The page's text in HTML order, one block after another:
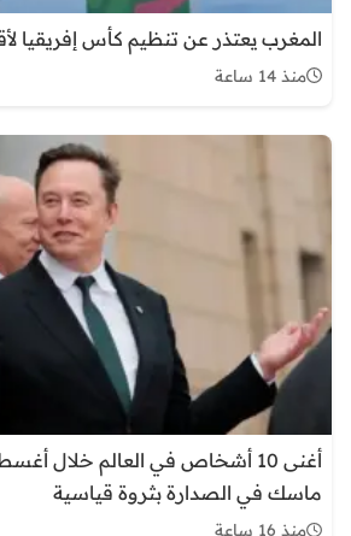
المغرب يعتذر عن تنظيم كأس إفريقيا لأقل
منذ 14 ساعة
ماسك في الصدارة بثروة قياسية
منذ 16 ساعة